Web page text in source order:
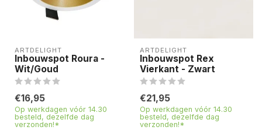
ARTDELIGHT
Inbouwspot Roura -
Wit/Goud
€16,95
Op werkdagen vóór 14.30
besteld, dezelfde dag
verzonden!*
ARTDELIGHT
Inbouwspot Rex
Vierkant - Zwart
€21,95
Op werkdagen vóór 14.30
besteld, dezelfde dag
verzonden!*